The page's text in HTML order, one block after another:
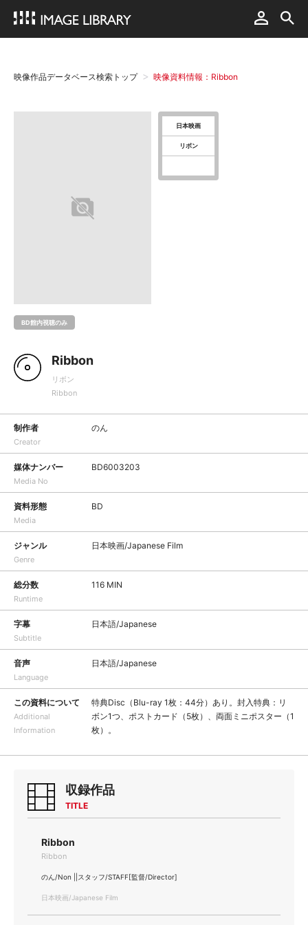
映像作品データベース検索トップ 映像資料情報：Ribbon
BD館内視聴のみ
日本映画
リボン
Ribbon
リボン
Ribbon
制作者
Creator
のん
媒体ナンバー
Media No
BD6003203
資料形態
Media
BD
ジャンル
Genre
日本映画/Japanese Film
総分数
Runtime
116 MIN
字幕
Subtitle
日本語/Japanese
音声
Language
日本語/Japanese
この資料について
Additional
Information
特典Disc（Blu-ray 1枚：44分）あり。封入特典：リ
ボン1つ、ポストカード（5枚）、両面ミニポスター（1
枚）。
収録作品
TITLE
Ribbon
Ribbon
のん/Non ||スタッフ/STAFF[監督/Director]
日本映画/Japanese Film